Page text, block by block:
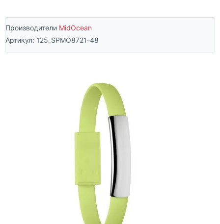
Производители MidOcean
Артикул: 125_SPMO8721-48